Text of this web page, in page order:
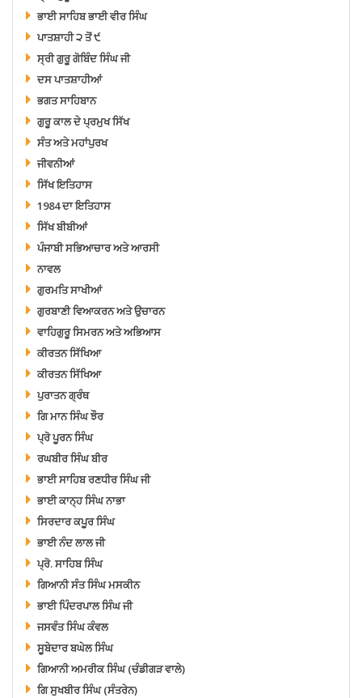
ਭਾਈ ਸਾਹਿਬ ਭਾਈ ਵੀਰ ਸਿੰਘ
ਪਾਤਸ਼ਾਹੀ ੨ ਤੋਂ ੯
ਸ੍ਰੀ ਗੁਰੂ ਗੋਬਿੰਦ ਸਿੰਘ ਜੀ
ਦਸ ਪਾਤਸ਼ਾਹੀਆਂ
ਭਗਤ ਸਾਹਿਬਾਨ
ਗੁਰੂ ਕਾਲ ਦੇ ਪ੍ਰਮੁਖ ਸਿੱਖ
ਸੰਤ ਅਤੇ ਮਹਾਂਪੁਰਖ
ਜੀਵਨੀਆਂ
ਸਿੱਖ ਇਤਿਹਾਸ
1984 ਦਾ ਇਤਿਹਾਸ
ਸਿੱਖ ਬੀਬੀਆਂ
ਪੰਜਾਬੀ ਸਭਿਆਚਾਰ ਅਤੇ ਆਰਸੀ
ਨਾਵਲ
ਗੁਰਮਤਿ ਸਾਖੀਆਂ
ਗੁਰਬਾਣੀ ਵਿਆਕਰਨ ਅਤੇ ਉਚਾਰਨ
ਵਾਹਿਗੁਰੂ ਸਿਮਰਨ ਅਤੇ ਅਭਿਆਸ
ਕੀਰਤਨ ਸਿੱਖਿਆ
ਕੀਰਤਨ ਸਿੱਖਿਆ
ਪੁਰਾਤਨ ਗ੍ਰੰਥ
ਗਿ ਮਾਨ ਸਿੰਘ ਝੌਰ
ਪ੍ਰੋ ਪੂਰਨ ਸਿੰਘ
ਰਘਬੀਰ ਸਿੰਘ ਬੀਰ
ਭਾਈ ਸਾਹਿਬ ਰਣਧੀਰ ਸਿੰਘ ਜੀ
ਭਾਈ ਕਾਨ੍ਹ ਸਿੰਘ ਨਾਭਾ
ਸਿਰਦਾਰ ਕਪੂਰ ਸਿੰਘ
ਭਾਈ ਨੰਦ ਲਾਲ ਜੀ
ਪ੍ਰੋ. ਸਾਹਿਬ ਸਿੰਘ
ਗਿਆਨੀ ਸੰਤ ਸਿੰਘ ਮਸਕੀਨ
ਭਾਈ ਪਿੰਦਰਪਾਲ ਸਿੰਘ ਜੀ
ਜਸਵੰਤ ਸਿੰਘ ਕੰਵਲ
ਸੂਬੇਦਾਰ ਬਘੇਲ ਸਿੰਘ
ਗਿਆਨੀ ਅਮਰੀਕ ਸਿੰਘ (ਚੰਡੀਗੜ ਵਾਲੇ)
ਗਿ ਸੁਖਬੀਰ ਸਿੰਘ (ਸੰਤਰੇਨ)